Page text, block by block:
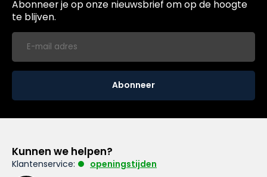
Abonneer je op onze nieuwsbrief om op de hoogte
te blijven.
Abonneer
Kunnen we helpen?
Klantenservice:
openingstijden